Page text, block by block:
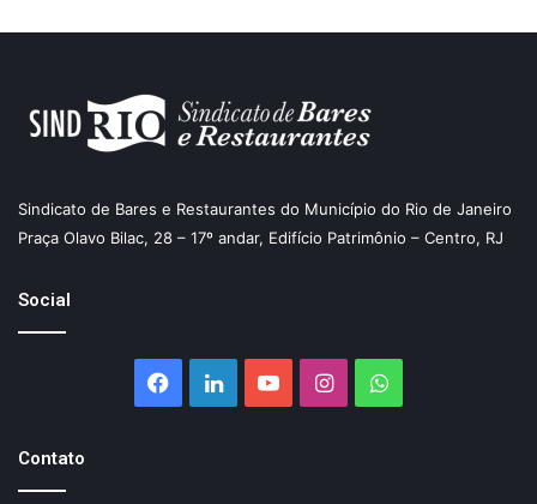
Sindicato de Bares e Restaurantes do Município do Rio de Janeiro
Praça Olavo Bilac, 28 – 17º andar, Edifício Patrimônio – Centro, RJ
Social
Facebook
LinkedinYouTubeInstagramWhatsApp
Contato